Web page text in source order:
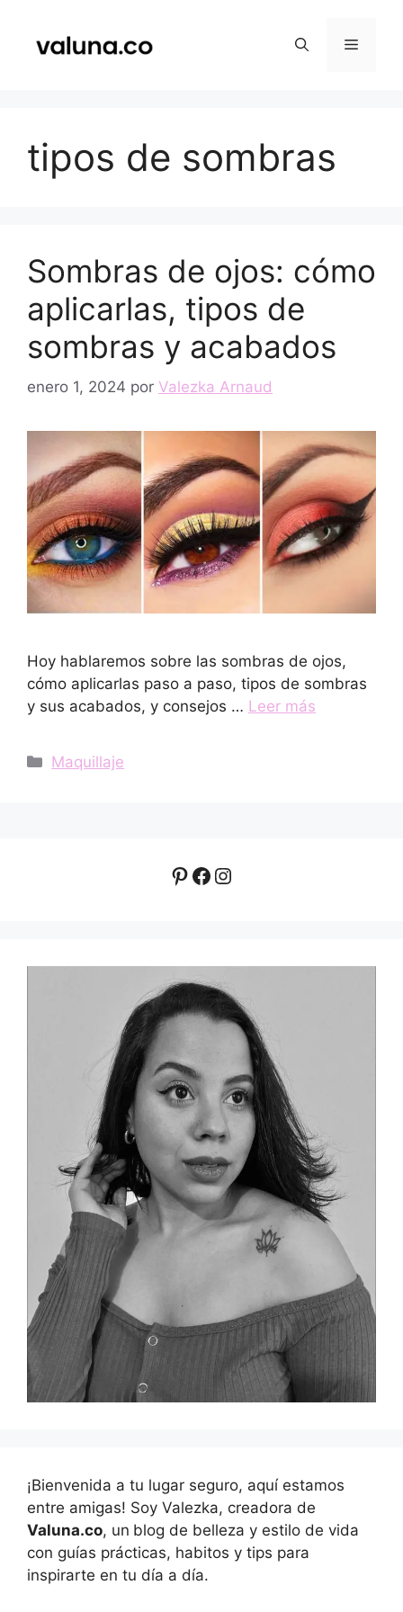
contenido
Menú
tipos de sombras
Sombras de ojos: cómo
aplicarlas, tipos de
sombras y acabados
enero 1, 2024 por Valezka Arnaud
Hoy hablaremos sobre las sombras de ojos,
cómo aplicarlas paso a paso, tipos de sombras
y sus acabados, y consejos … Leer más
Categorías
Maquillaje
Pinterest
Facebook
Instagram
¡Bienvenida a tu lugar seguro, aquí estamos
entre amigas! Soy Valezka, creadora de
Valuna.co, un blog de belleza y estilo de vida
con guías prácticas, habitos y tips para
inspirarte en tu día a día.